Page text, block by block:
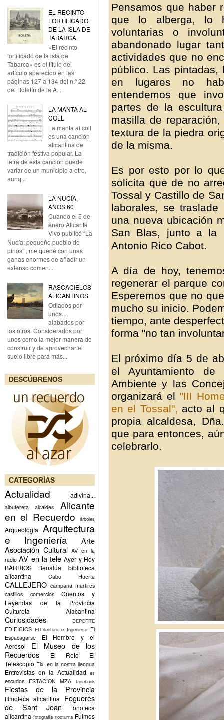
EL RECINTO
FORTIFICADO
DE LA ISLA DE
TABARCA
«El recinto
fortificado de la isla de
Tabarca» es el título del
artículo aparecido en las
páginas 127 a 134 del n.º 22
del Boletín de la A...
LA MANTA AL
COLL
La manta al coll
es una canción
alicantina de
tradición festiva popular. La
letra de esta canción puede
variar de un municipio a otro,
aunq...
LA NUCÍA,
AÑOS 60
Cuando el 5 de
enero Alicante
Vivo publicó “La
Nucía: pequeño pueblo de
pinos” , me quedé con unas
ganas enormes de añadir un
extenso comen...
RASCACIELOS
ALICANTINOS
Odiados por
unos...,
alabados por
los otros. Considerados por
unos como la mejor manera de
construir y de aprovechar el
suelo libre para más...
DESCÚBRENOS
CATEGORÍAS
Actualidad adivina...
albufereta alcaldes
Alicante
en el Recuerdo
árboles
Arqueología Arquitectura
e Ingeniería
Arte
Asociación Cultural AV en la
radio AV en la tele Ayer y Hoy
BARRIOS
Benalúa
biblioteca
alicantina
Cabo Huerta
CALLEJERO campaña martires
castillos
comercios
Cuentos y
Leyendas de la Provincia
Cultureta Alacantina
Curiosidades DEPORTE
EDIFICIOS EDIitectura e Ingeniería El
Espacagarse
El Hombre y el
Aerosol
El Museo de los
Recuerdos
El Reto
El
Telescopio Elx. en la nostra llengua
Entrevistas en la Actualidad es
escudos ESTACION MZA facebook
Fiestas de la Provincia
filmoteca alicantina
Fogueres
de Sant Joan
fonoteca
alicantina fotografia nocturna Fuimos
Pensamos que haber
que lo alberga, lo
voluntarias o
abandonado lugar
actividades que no
público. Las
en lugares no
entendemos que
partes de la
masilla de
textura de la piedra
de la misma.
Es por esto por lo
solicita que de no
Tossal y Castillo de
laborales, se
una nueva ubicación
San Blas, junto a la
Antonio Rico Cabot.
A día de hoy,
regenerar el parque
Esperemos que no
mucho su inicio.
tiempo, ante
forma "no tan
El próximo día 5 de
el Ayuntamiento
Ambiente y las
organizará el "III
en el Tossal", acto al
propia alcaldesa,
que para entonces,
celebrarlo.